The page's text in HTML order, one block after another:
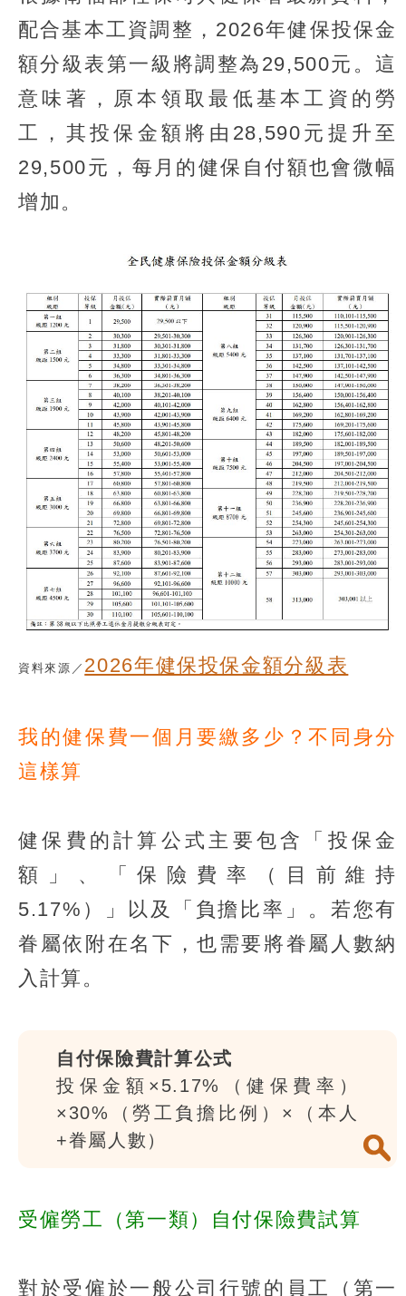
配合基本工資調整，2026年健保投保金
額分級表第一級將調整為29,500元。這
意味著，原本領取最低基本工資的勞
工，其投保金額將由28,590元提升至
29,500元，每月的健保自付額也會微幅
增加。
資料來源／ 2026年健保投保金額分級表
我的健保費一個月要繳多少？不同身分
這樣算
健保費的計算公式主要包含「投保金
額」、「保險費率（目前維持
5.17%）」以及「負擔比率」。若您有
眷屬依附在名下，也需要將眷屬人數納
入計算。
自付保險費計算公式
投保金額×5.17%（健保費率）
×30%（勞工負擔比例）×（本人
+眷屬人數）
受僱勞工（第一類）自付保險費試算
對於受僱於一般公司行號的員工（第一